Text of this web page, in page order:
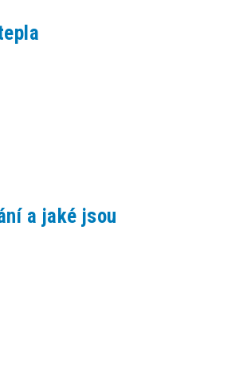
a jaké jsou